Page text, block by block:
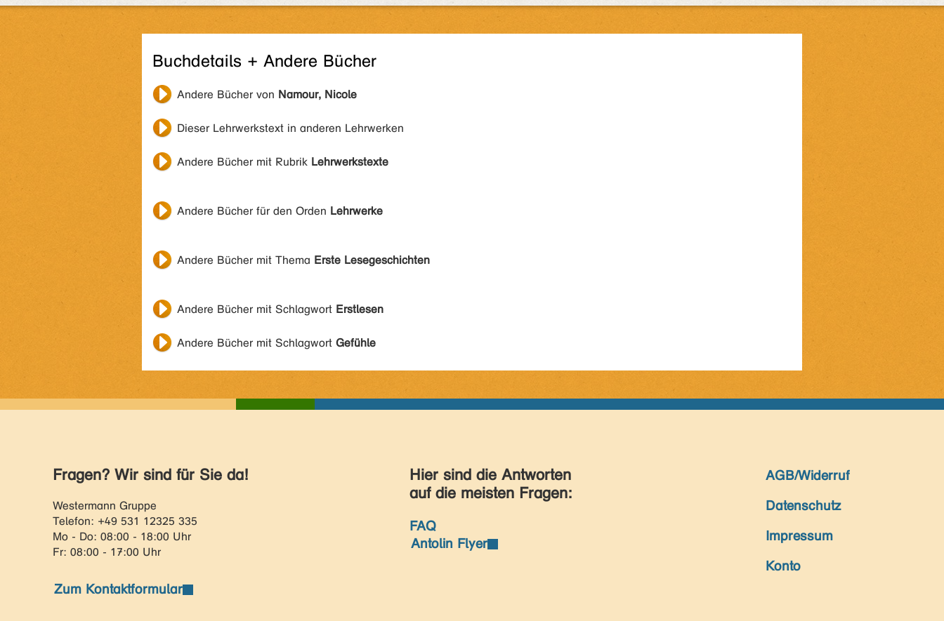
Buchdetails + Andere Bücher
Andere Bücher von Namour, Nicole
Dieser Lehrwerkstext in anderen Lehrwerken
Andere Bücher mit Rubrik Lehrwerkstexte
Andere Bücher für den Orden Lehrwerke
Andere Bücher mit Thema Erste Lesegeschichten
Andere Bücher mit Schlagwort Erstlesen
Andere Bücher mit Schlagwort Gefühle